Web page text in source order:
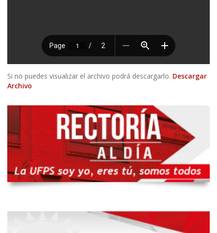
Si no puedes visualizar el archivo podrá descargarlo. Descargar
Archivo